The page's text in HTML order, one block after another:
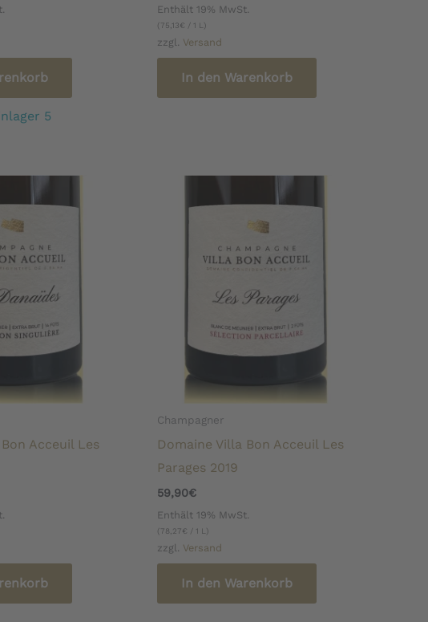
5
Enthält 19% MwSt.
( 75,13€ / 1 L)
zzgl. Versand
In den Warenkorb
Acceuil Les
Champagner
Domaine Villa Bon Acceuil Les
Parages 2019
59,90€
Enthält 19% MwSt.
( 78,27€ / 1 L)
zzgl. Versand
In den Warenkorb